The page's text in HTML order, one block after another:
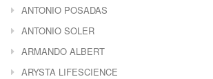
ANTONIO POSADAS
ANTONIO SOLER
ARMANDO ALBERT
ARYSTA LIFESCIENCE